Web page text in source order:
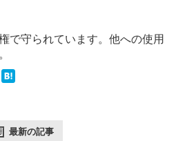
で守られています。他への使用
最新の記事